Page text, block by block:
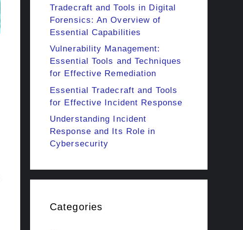
Tradecraft and Tools in Digital
Forensics: An Overview of
Essential Capabilities
Vulnerability Management:
Essential Tools and Techniques
for Effective Remediation
Essential Tradecraft and Tools
for Effective Incident Response
Understanding Incident
Response and Its Role in
Cybersecurity
Categories